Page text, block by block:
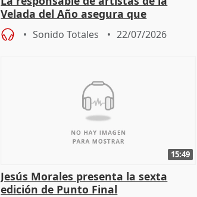
Velada del Año asegura que
"Andalucía está muy presente" en la
cita
Sonido Totales 22/07/2026
15:49
Jesús Morales presenta la sexta
edición de Punto Final